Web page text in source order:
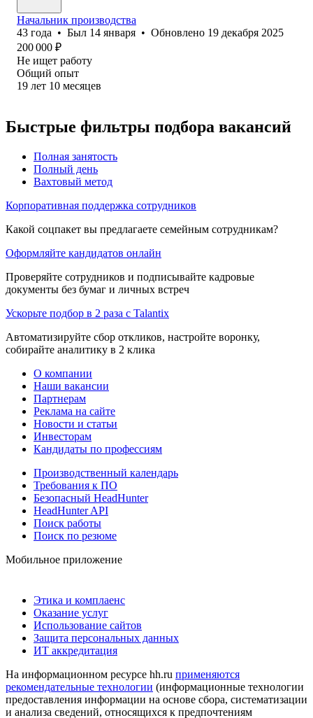
Начальник производства
43 года • Был 14 января • Обновлено 19 декабря 2025
200 000 ₽
Не ищет работу
Общий опыт
19 лет 10 месяцев
Быстрые фильтры подбора вакансий
Полная занятость
Полный день
Вахтовый метод
Корпоративная поддержка сотрудников
Какой соцпакет вы предлагаете семейным сотрудникам?
Оформляйте кандидатов онлайн
Проверяйте сотрудников и подписывайте кадровые
документы без бумаг и личных встреч
Ускорьте подбор в 2 раза с Talantix
Автоматизируйте сбор откликов, настройте воронку,
собирайте аналитику в 2 клика
О компании
Наши вакансии
Партнерам
Реклама на сайте
Новости и статьи
Инвесторам
Кандидаты по профессиям
Производственный календарь
Требования к ПО
Безопасный HeadHunter
HeadHunter API
Поиск работы
Поиск по резюме
Мобильное приложение
Этика и комплаенс
Оказание услуг
Использование сайтов
Защита персональных данных
ИТ аккредитация
На информационном ресурсе hh.ru применяются
рекомендательные технологии (информационные технологии
предоставления информации на основе сбора, систематизации
и анализа сведений, относящихся к предпочтениям